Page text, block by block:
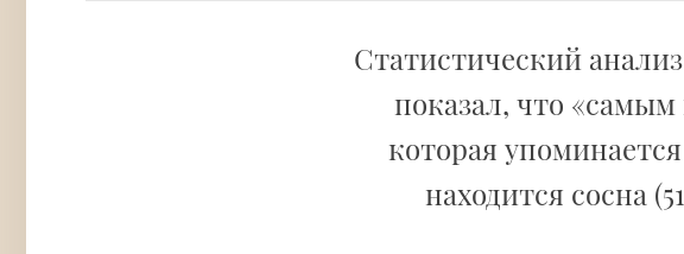
Статистический
показал, что
которая
находится сосна